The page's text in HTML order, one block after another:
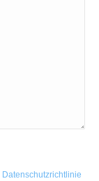
Datenschutzrichtlinie